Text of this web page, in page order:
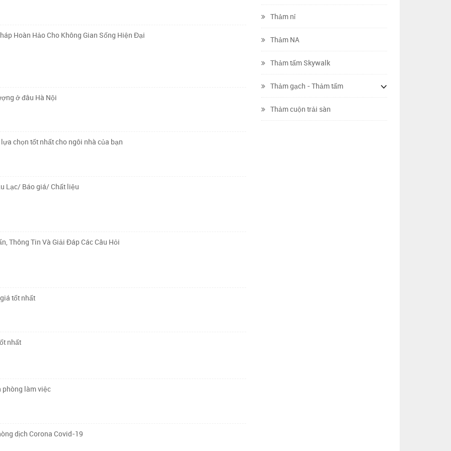
Hoàn Hảo Cho Không Gian Sống Hiện Đại
ở đâu Hà Nội
chọn tốt nhất cho ngôi nhà của bạn
Lạc/ Báo giá/ Chất liệu
Thông Tin Và Giải Đáp Các Câu Hỏi
tốt nhất
nhất
phòng làm việc
dịch Corona Covid-19
Thảm nỉ
Thảm NA
Thảm tấm Skywalk
Thảm gạch - Thảm tấm
Thảm cuộn trải sàn